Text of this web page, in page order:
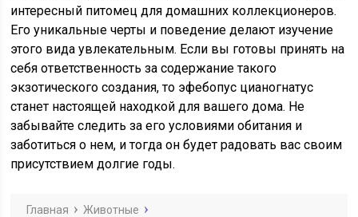
интересный питомец для домашних коллекционеров.
Его уникальные черты и поведение делают изучение
этого вида увлекательным. Если вы готовы принять на
себя ответственность за содержание такого
экзотического создания, то эфебопус цианогнатус
станет настоящей находкой для вашего дома. Не
забывайте следить за его условиями обитания и
заботиться о нем, и тогда он будет радовать вас своим
присутствием долгие годы.
Главная Животные